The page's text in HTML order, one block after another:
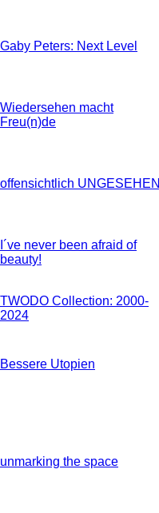
Gaby Peters: Next Level
Wiedersehen macht
Freu(n)de
offensichtlich UNGESEHEN
I´ve never been afraid of
beauty!
TWODO Collection: 2000-
2024
Bessere Utopien
unmarking the space